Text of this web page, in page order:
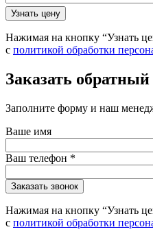
Нажимая на кнопку “Узнать
с политикой обработки
Заказать обратный
Заполните форму и наш
Ваше имя
Ваш телефон *
Нажимая на кнопку “Узнать
с политикой обработки